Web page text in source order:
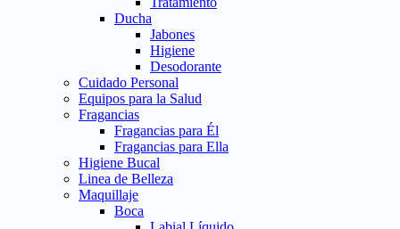
Ducha
Jabones
Higiene
Desodorante
Cuidado Personal
Equipos para la Salud
Fragancias
Fragancias para Él
Fragancias para Ella
Higiene Bucal
Linea de Belleza
Maquillaje
Boca